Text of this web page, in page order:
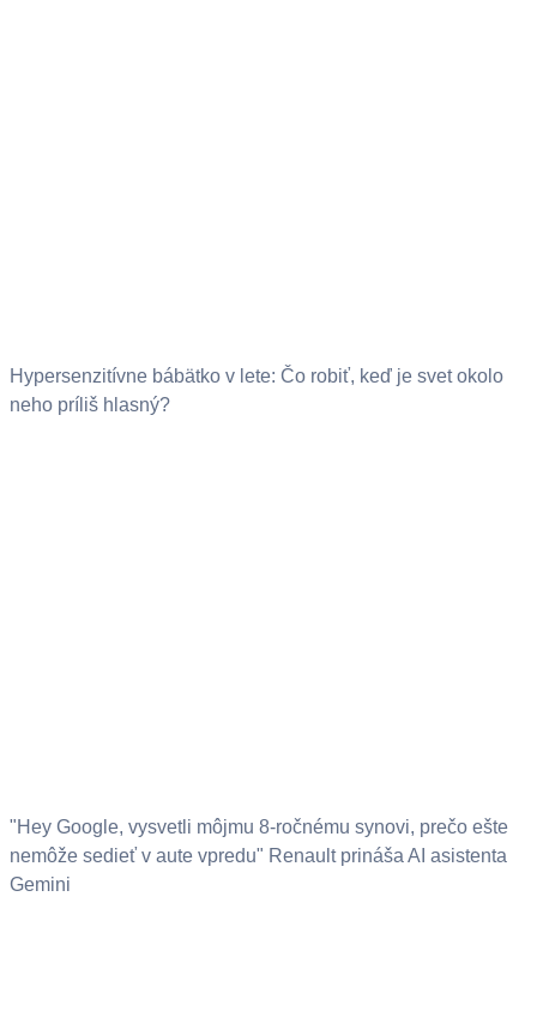
Hypersenzitívne bábätko v lete: Čo robiť, keď je svet okolo
neho príliš hlasný?
"Hey Google, vysvetli môjmu 8-ročnému synovi, prečo ešte
nemôže sedieť v aute vpredu" Renault prináša AI asistenta
Gemini